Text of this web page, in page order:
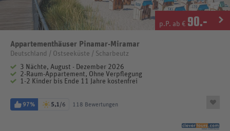
p.P. ab € 90.-
Appartementhäuser Pinamar-Miramar
Deutschland / Ostseeküste / Scharbeutz
3 Nächte, August - Dezember 2026
2-Raum-Appartement, Ohne Verpflegung
1-2 Kinder bis Ende 11 Jahre kostenfrei
97% 5,1/6 118 Bewertungen